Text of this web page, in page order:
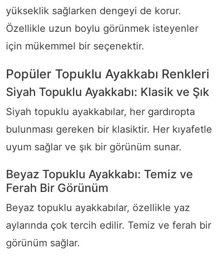
yükseklik sağlarken dengeyi de korur.
Özellikle uzun boylu görünmek isteyenler
için mükemmel bir seçenektir.
Popüler Topuklu Ayakkabı Renkleri
Siyah Topuklu Ayakkabı: Klasik ve Şık
Siyah topuklu ayakkabılar, her gardıropta
bulunması gereken bir klasiktir. Her kıyafetle
uyum sağlar ve şık bir görünüm sunar.
Beyaz Topuklu Ayakkabı: Temiz ve
Ferah Bir Görünüm
Beyaz topuklu ayakkabılar, özellikle yaz
aylarında çok tercih edilir. Temiz ve ferah bir
görünüm sağlar.